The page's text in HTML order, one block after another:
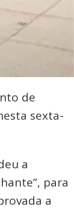
de
sexta-
a
para
a